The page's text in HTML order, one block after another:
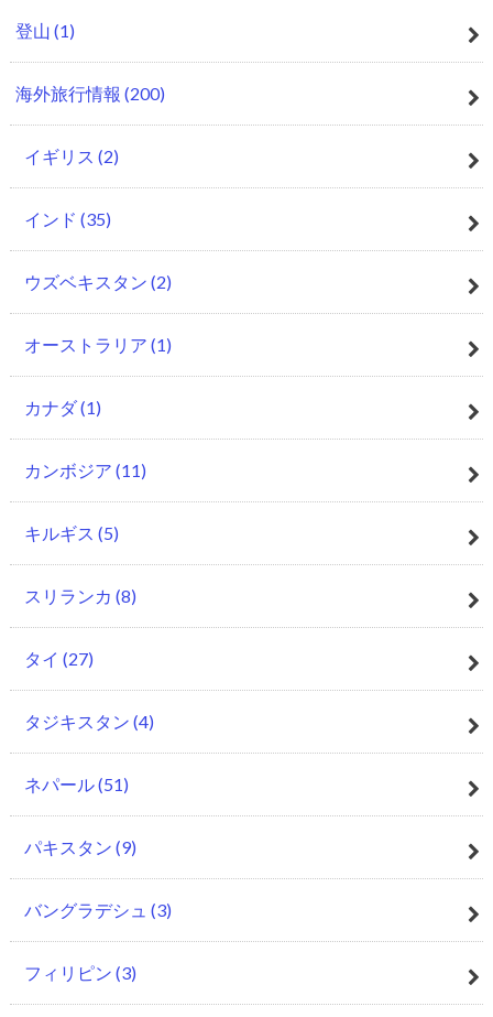
登山 (1)
海外旅行情報 (200)
イギリス (2)
インド (35)
ウズベキスタン (2)
オーストラリア (1)
カナダ(1)
カンボジア (11)
キルギス (5)
スリランカ (8)
タイ (27)
タジキスタン (4)
ネパール(51)
パキスタン (9)
バングラデシュ (3)
フィリピン (3)